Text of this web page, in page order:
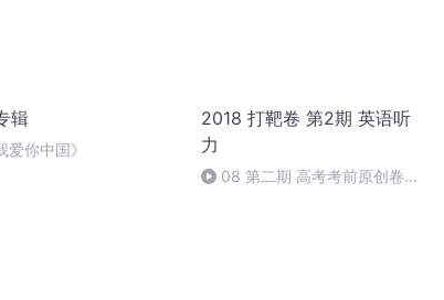
辑
爱你中国》
2018 打靶卷 第2期 英语听
力
08 第二期 高考考前原创卷之